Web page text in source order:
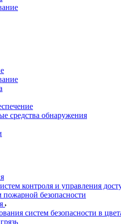
средства обнаружения
контроля и управления
пожарной безопасности
систем безопасности в